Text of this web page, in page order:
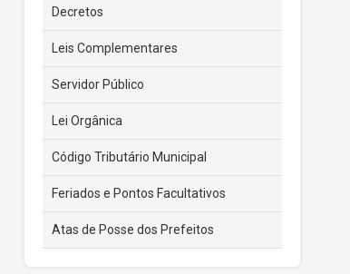
Decretos
Leis Complementares
Servidor Público
Lei Orgânica
Código Tributário Municipal
Feriados e Pontos Facultativos
Atas de Posse dos Prefeitos